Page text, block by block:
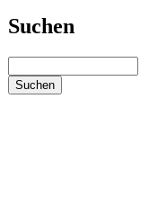
Suchen